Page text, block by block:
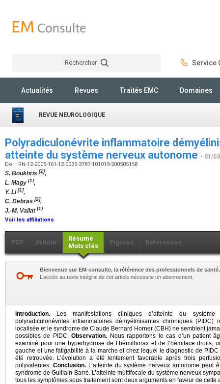
Rechercher Service
Actualités Revues Traités EMC Domaines
REVUE NEUROLOGIQUE
Polyradiculonévrite inflammatoire
atteinte du système nerveux autonome - 01/
Doi : RN-12-2005-161-12-0035-3787-101019-200505158
S. Boukhris [1],
L. Magy [1],
Y. Li[1],
C. Debras [2],
J.-M. Vallat[1]
Voir les affiliations
PDF Article
Résumé
Mots clés
Figures Références
Bienvenue sur EM-consulte, la référence des professionnels de santé.
L’accès au texte intégral de cet article nécessite un abonnement.
Introduction. Les manifestations cliniques d’atteinte du
polyradiculonévrites inflammatoires démyélinisantes chroniques (PIDC)
localisée et le syndrome de Claude Bernard Horner (CBH) ne semblent
possibles de PIDC.Observation. Nous rapportons le cas d’un patient
examiné pour une hyperhydrose de l’hémithorax et de l’hémiface droits,
gauche et une fatigabilité à la marche et chez lequel le diagnostic de
été retrouvée. L’évolution a été lentement favorable après trois
polyvalentes. Conclusion.L’atteinte du système nerveux autonome peut
syndrome de Guillain-Barré. L’atteinte multifocale du système nerveux
tous les symptômes sous traitement sont deux arguments en faveur de cette